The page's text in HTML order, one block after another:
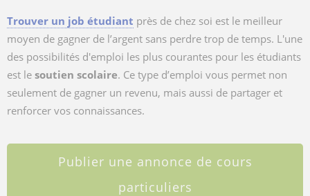
Trouver un job étudiant près de chez soi est le meilleur
moyen de gagner de l’argent sans perdre trop de temps. L'une
des possibilités d'emploi les plus courantes pour les étudiants
est le soutien scolaire. Ce type d’emploi vous permet non
seulement de gagner un revenu, mais aussi de partager et
renforcer vos connaissances.
Publier une annonce de cours
particuliers